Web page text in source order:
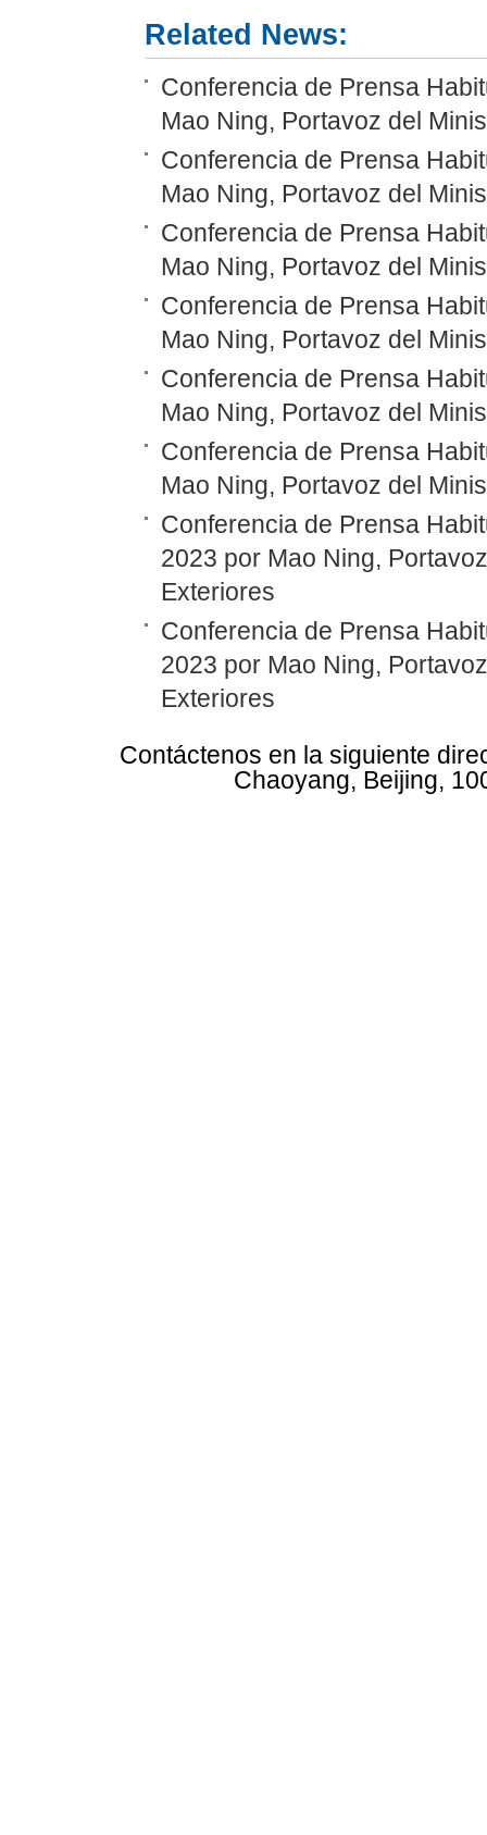
Related News:
Conferencia de Prensa
Mao Ning, Portavoz del
Conferencia de Prensa
Mao Ning, Portavoz del
Conferencia de Prensa
Mao Ning, Portavoz del
Conferencia de Prensa
Mao Ning, Portavoz del
Conferencia de Prensa
Mao Ning, Portavoz del
Conferencia de Prensa
Mao Ning, Portavoz del
Conferencia de Prensa
2023 por Mao Ning,
Exteriores
Conferencia de Prensa
2023 por Mao Ning,
Exteriores
Contáctenos en la siguiente
Chaoyang, Beijing,